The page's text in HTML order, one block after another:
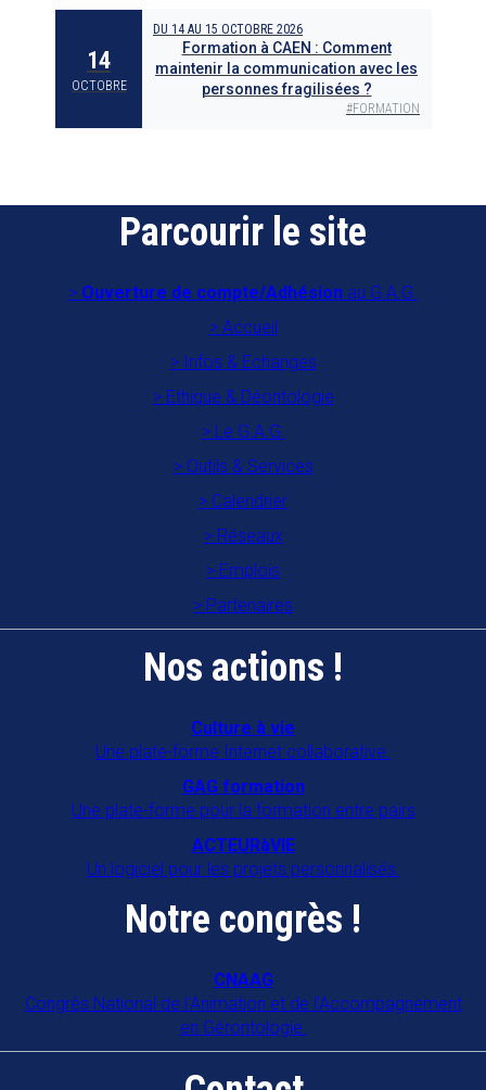
14
OCTOBRE
DU 14 AU 15 OCTOBRE 2026
Formation à CAEN : Comment
maintenir la communication avec les
personnes fragilisées ?
#FORMATION
Parcourir le site
Ouverture de compte/Adhésion au G.A.G.
Accueil
Infos & Echanges
Ethique & Déontologie
Le G.A.G.
Outils & Services
Calendrier
Réseaux
Emplois
Partenaires
Nos actions !
Culture à vie
Une plate-forme Internet collaborative.
GAG formation
Une plate-forme pour la formation entre pairs
ACTEURàVIE
Un logiciel pour les projets personnalisés.
Notre congrès !
CNAAG
Congrès National de l'Animation et de l'Accompagnement
en Gérontologie.